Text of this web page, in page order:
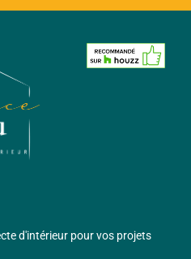
d'intérieur pour vos projets